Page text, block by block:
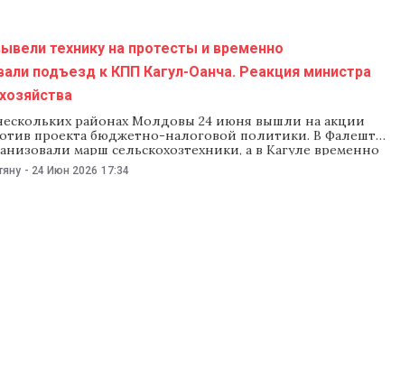
технику на протесты и временно
подъезд к КПП Кагул-Оанча. Реакция министра
районах Молдовы 24 июня вышли на акции
проекта бюджетно-налоговой политики. В Фалештах
марш сельскохозтехники, а в Кагуле временно
дорогу к контрольно-пропускному пункту Кагул-
движение восстановили. Министр сельского хозяйства
- 24 Июн 2026 17:34